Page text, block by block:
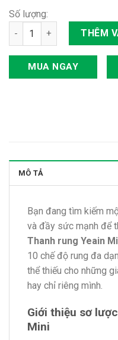
Số lượng:
Thanh rung Yeain Mini 10
THÊM
MUA NGAY
MÔ TẢ
Bạn đang tìm kiếm
và đầy sức mạnh để
Thanh rung Yeain
10 chế độ rung đa
thể thiếu cho những
hay chỉ riêng mình.
Giới thiệu sơ
Mini